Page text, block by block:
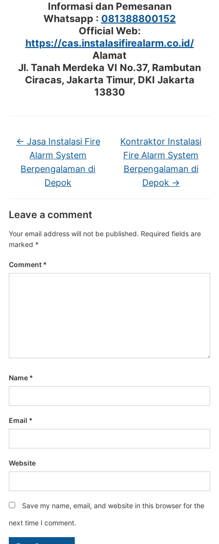
Informasi dan Pemesanan
Whatsapp : 081388800152
Official Web:
https://cas.instalasifirealarm.co.id/
Alamat
Jl. Tanah Merdeka VI No.37, Rambutan
Ciracas, Jakarta Timur, DKI Jakarta
13830
← Jasa Instalasi Fire
Alarm System
Berpengalaman di
Depok
Kontraktor Instalasi
Fire Alarm System
Berpengalaman di
Depok →
Leave a comment
Your email address will not be published. Required fields are
marked *
Comment *
Name *
Email *
Website
Save my name, email, and website in this browser for the
next time I comment.